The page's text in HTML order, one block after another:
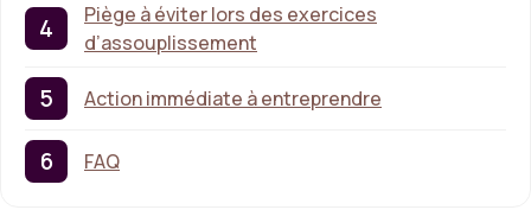
Piège à éviter lors des exercices
d’assouplissement
Action immédiate à entreprendre
FAQ